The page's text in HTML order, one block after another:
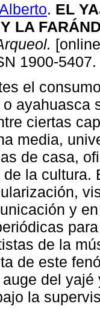
. EL
LA
1900-5407.
el
ayahuasca
ciertas
media,
de casa,
la cultura.
y
de la
de este
del
la